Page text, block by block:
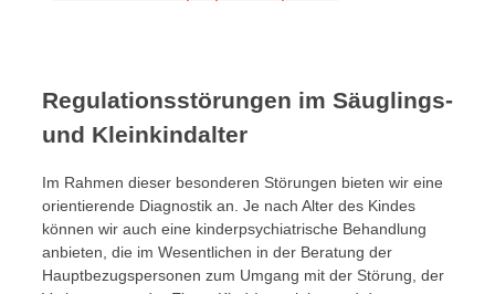
Regulationsstörungen im Säuglings-
und Kleinkindalter
Im Rahmen dieser besonderen Störungen bieten wir eine
orientierende Diagnostik an. Je nach Alter des Kindes
können wir auch eine kinderpsychiatrische Behandlung
anbieten, die im Wesentlichen in der Beratung der
Hauptbezugspersonen zum Umgang mit der Störung, der